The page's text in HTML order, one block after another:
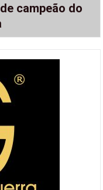
campeão do